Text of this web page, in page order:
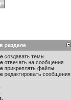
разделе
создавать темы
отвечать на сообщения
прикреплять файлы
редактировать сообщения